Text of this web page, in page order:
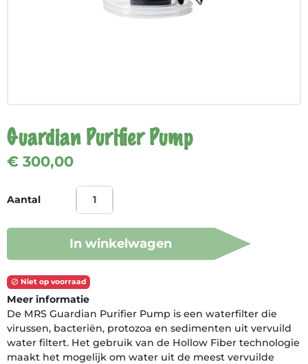
Guardian Purifier Pump
€ 300,00
Aantal
In winkelwagen
 Niet op voorraad
Meer informatie
De MRS Guardian Purifier Pump is een waterfilter die
virussen, bacteriën, protozoa en sedimenten uit vervuild
water filtert. Het gebruik van de Hollow Fiber technologie
maakt het mogelijk om water uit de meest vervuilde